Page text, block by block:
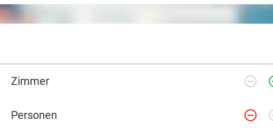
Zimmer remove_circle_outline
Personen remove_circle_outline